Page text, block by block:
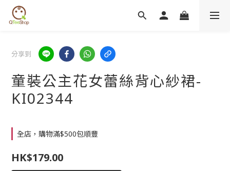
分享到
童裝公主花女蕾絲背心紗裙-
KI02344
全店，購物滿$500包順豐
HK$179.00